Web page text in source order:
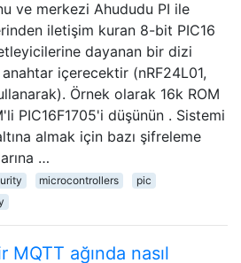
ve merkezi Ahududu PI ile
iletişim kuran 8-bit PIC16
dayanan bir dizi
içerecektir (nRF24L01,
Örnek olarak 16k ROM
PIC16F1705'i düşünün . Sistemi
almak için bazı şifreleme
…
microcontrollers
pic
MQTT ağında nasıl